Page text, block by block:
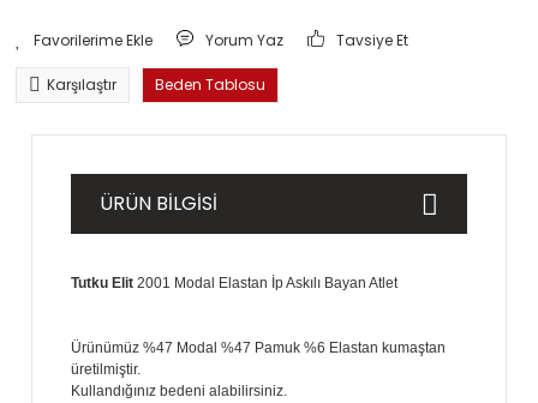
Yorum Yaz Tavsiye Et
Karşılaştır Beden Tablosu
ÜRÜN BİLGİSİ
Tutku Elit 2001 Modal Elastan İp Askılı Bayan Atlet
Ürünümüz %47 Modal %47 Pamuk %6 Elastan kumaştan
üretilmiştir.
Kullandığınız bedeni alabilirsiniz.